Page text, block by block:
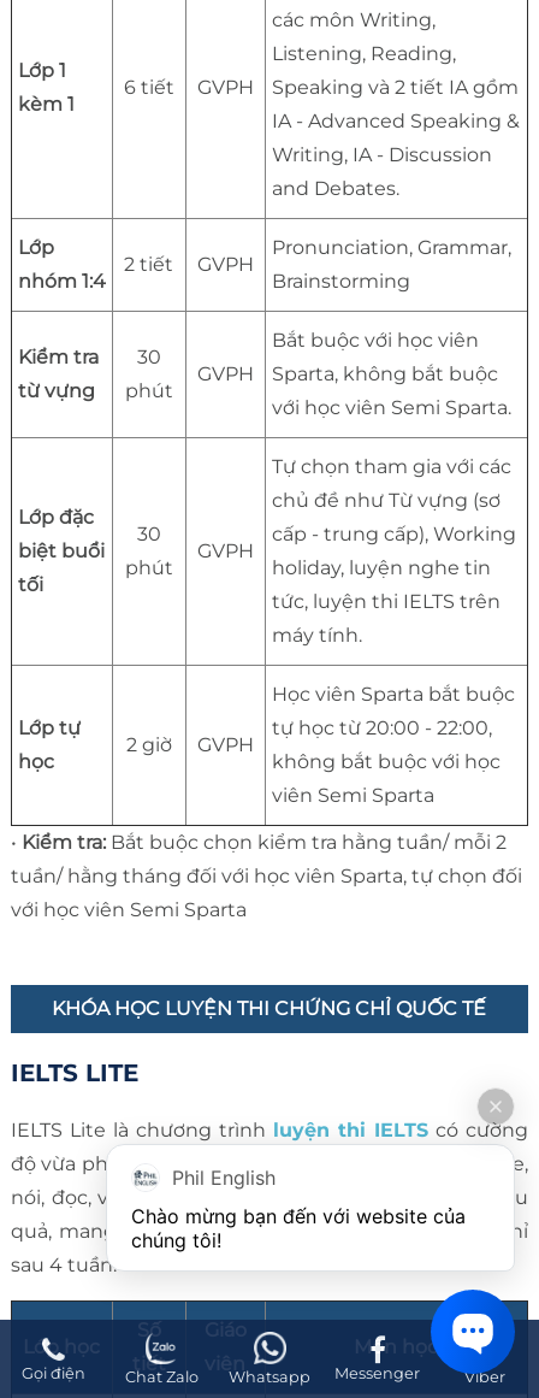
Lớp 1
kèm 1
6 tiết GVPH
các môn Writing,
Listening, Reading,
Speaking và 2 tiết IA gồm
IA - Advanced Speaking &
Writing, IA - Discussion
and Debates.
Lớp
nhóm 1:4
2 tiết GVPH
Pronunciation, Grammar,
Brainstorming
Kiểm tra
từ vựng
30
phút
GVPH
Bắt buộc với học viên
Sparta, không bắt buộc
với học viên Semi Sparta.
Lớp đặc
biệt buổi
tối
30
phút
GVPH
Tự chọn tham gia với các
chủ đề như Từ vựng (sơ
cấp - trung cấp), Working
holiday, luyện nghe tin
tức, luyện thi IELTS trên
máy tính.
Lớp tự
học
2 giờ GVPH
Học viên Sparta bắt buộc
tự học từ 20:00 - 22:00,
không bắt buộc với học
viên Semi Sparta
• Kiểm tra: Bắt buộc chọn kiểm tra hằng tuần/ mỗi 2
tuần/ hằng tháng đối với học viên Sparta, tự chọn đối
với học viên Semi Sparta
KHÓA HỌC LUYỆN THI CHỨNG CHỈ QUỐC TẾ
IELTS LITE
IELTS Lite là chương trình luyện thi IELTS có cường
độ vừa phải nhất, cân bằng bốn nhóm kỹ năng nghe,
nói, đọc, viết kết hợp các chiến lược làm bài thi hiệu
quả, mang đến cho người học sự cải thiện rõ rệt chỉ
sau 4 tuần.
Lớp học
Số
tiết
Môn học
Gọi điện Chat Zalo Whatsapp Messenger Viber
Phil English
Chào mừng bạn đến với website của
chúng tôi!